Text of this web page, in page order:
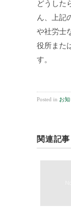
どうした
ん、上記
や社労士
役所また
す。
Posted in お
関連記事